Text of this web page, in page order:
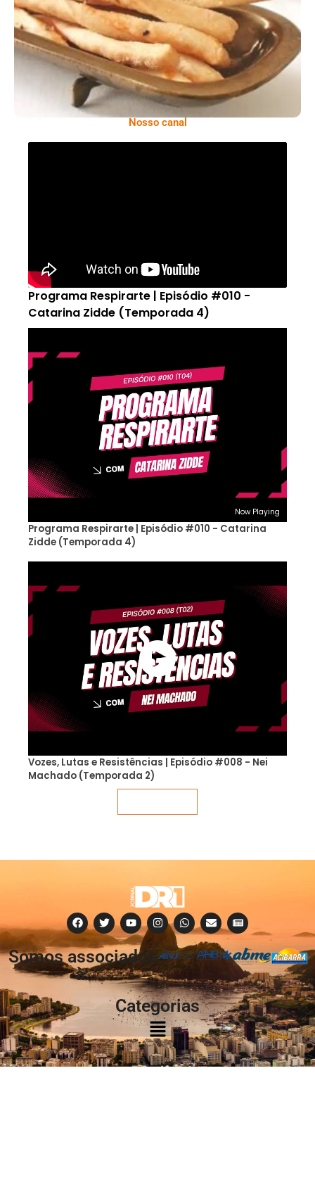
Comer Bem: Palitinhos De Cebola E Salsa
Nosso canal
Programa Respirarte | Episódio #010 -
Catarina Zidde (Temporada 4)
Now Playing
Programa Respirarte | Episódio #010 - Catarina
Zidde (Temporada 4)
Vozes, Lutas e Resistências | Episódio #008 - Nei
Machado (Temporada 2)
Somos associados
à:
Categorias